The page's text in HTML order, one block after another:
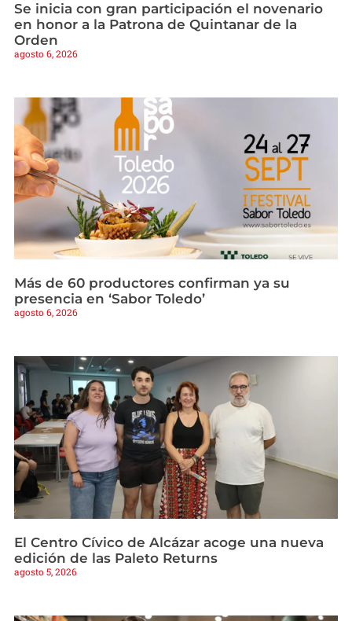
Se inicia con gran participación el novenario
en honor a la Patrona de Quintanar de la
Orden
agosto 6, 2026
Más de 60 productores confirman ya su
presencia en ‘Sabor Toledo’
agosto 6, 2026
El Centro Cívico de Alcázar acoge una nueva
edición de las Paleto Returns
agosto 5, 2026